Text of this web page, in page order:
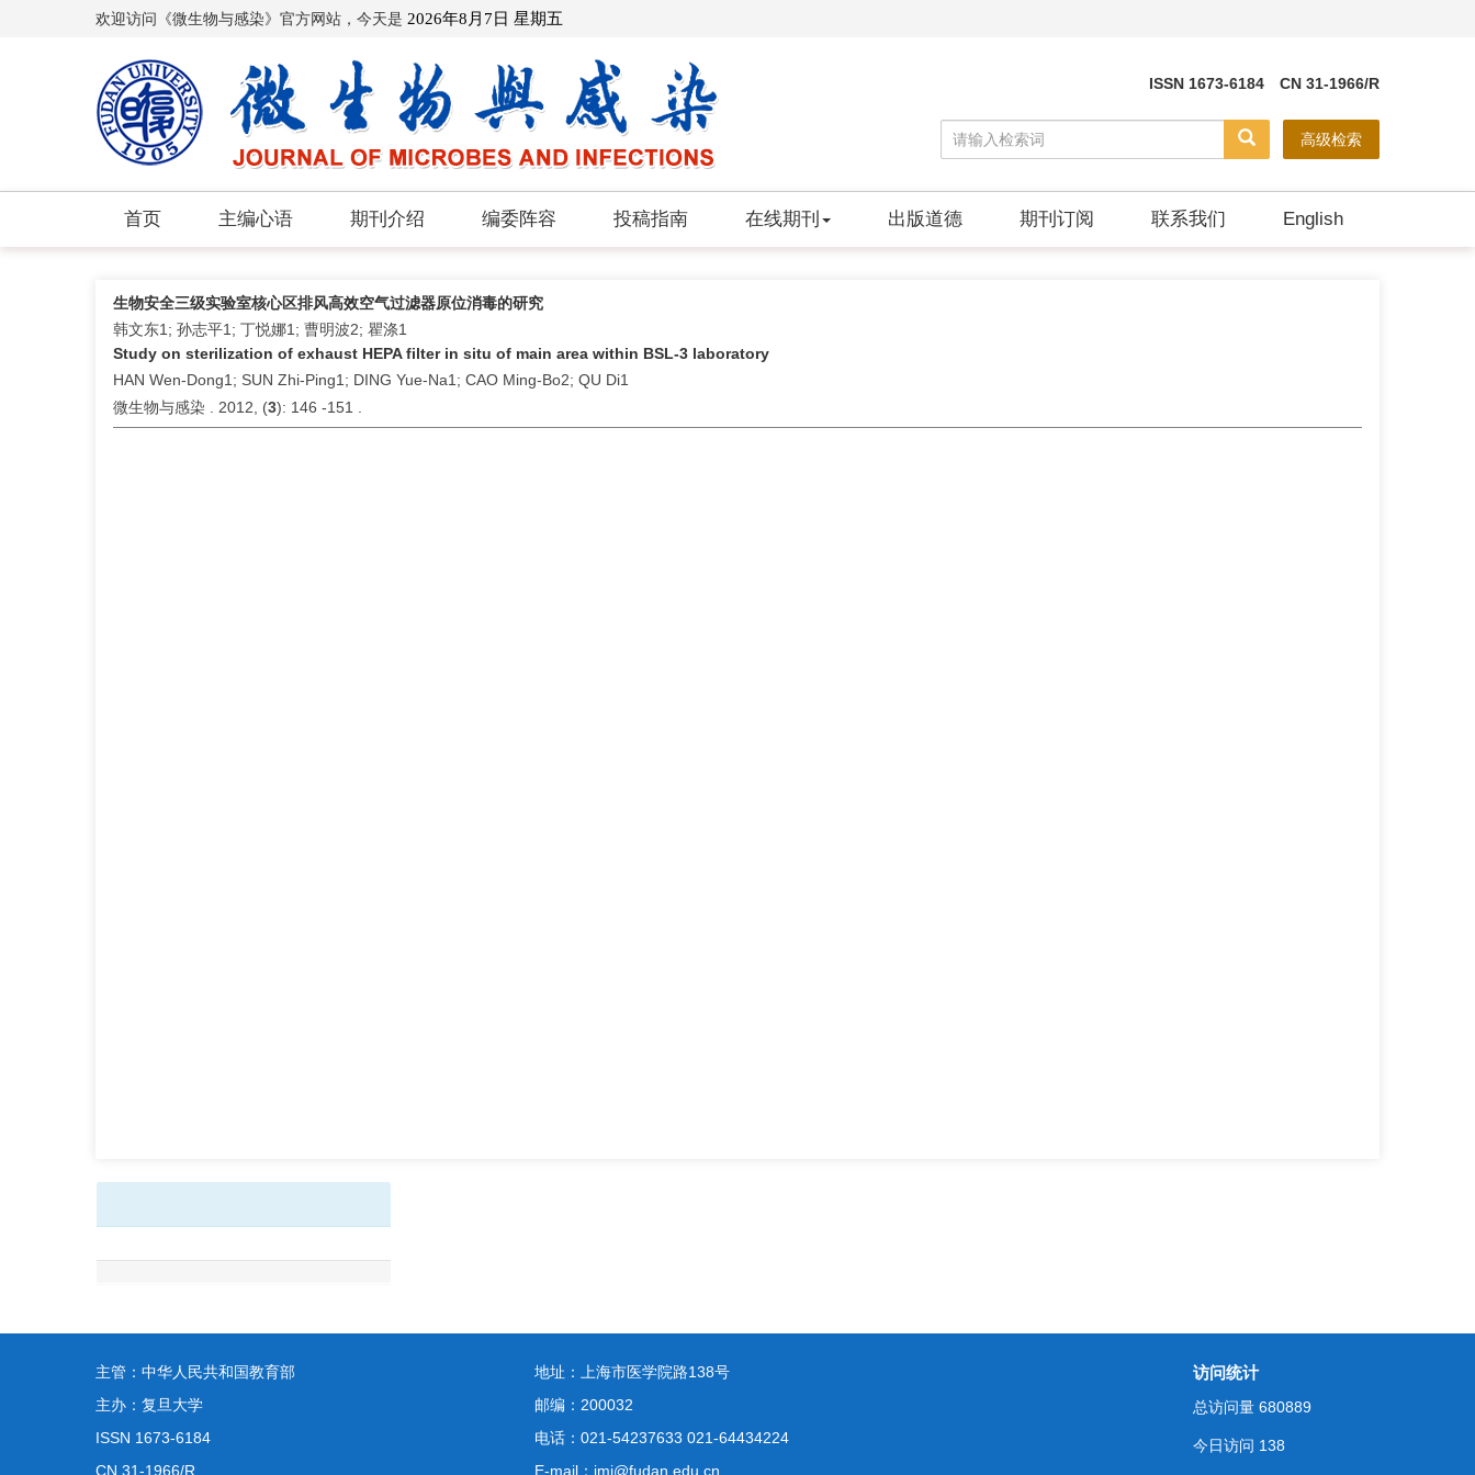
欢迎访问《微生物与感染》官方网站，今天是 2026年8月7日 星期五
ISSN 1673-6184 CN 31-1966/R
高级检索
首页 主编心语 期刊介绍 编委阵容 投稿指南 在线期刊 出版道德 期刊订阅 联系我们 English
生物安全三级实验室核心区排风高效空气过滤器原位消毒的研究
韩文东1; 孙志平1; 丁悦娜1; 曹明波2; 瞿涤1
Study on sterilization of exhaust HEPA filter in situ of main area within BSL-3 laboratory
HAN Wen-Dong1; SUN Zhi-Ping1; DING Yue-Na1; CAO Ming-Bo2; QU Di1
微生物与感染 . 2012, (3): 146 -151 .
主管：中华人民共和国教育部
主办：复旦大学
ISSN 1673-6184
CN 31-1966/R
地址：上海市医学院路138号
邮编：200032
电话：021-54237633 021-64434224
E-mail：jmi@fudan.edu.cn
访问统计
总访问量 680889
今日访问 138